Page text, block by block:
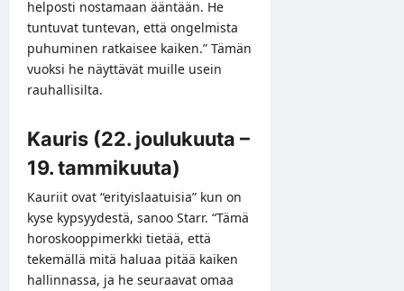
helposti nostamaan ääntään. He
tuntuvat tuntevan, että ongelmista
puhuminen ratkaisee kaiken.” Tämän
vuoksi he näyttävät muille usein
rauhallisilta.
Kauris (22. joulukuuta –
19. tammikuuta)
Kauriit ovat “erityislaatuisia” kun on
kyse kypsyydestä, sanoo Starr. “Tämä
horoskooppimerkki tietää, että
tekemällä mitä haluaa pitää kaiken
hallinnassa, ja he seuraavat omaa